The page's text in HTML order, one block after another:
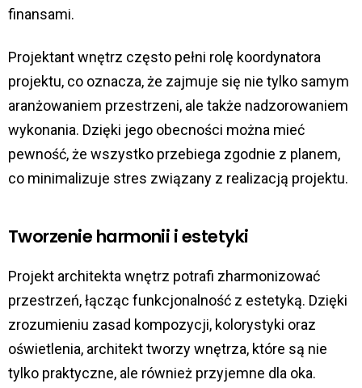
finansami.
Projektant wnętrz często pełni rolę koordynatora
projektu, co oznacza, że zajmuje się nie tylko samym
aranżowaniem przestrzeni, ale także nadzorowaniem
wykonania. Dzięki jego obecności można mieć
pewność, że wszystko przebiega zgodnie z planem,
co minimalizuje stres związany z realizacją projektu.
Tworzenie harmonii i estetyki
Projekt architekta wnętrz potrafi zharmonizować
przestrzeń, łącząc funkcjonalność z estetyką. Dzięki
zrozumieniu zasad kompozycji, kolorystyki oraz
oświetlenia, architekt tworzy wnętrza, które są nie
tylko praktyczne, ale również przyjemne dla oka.